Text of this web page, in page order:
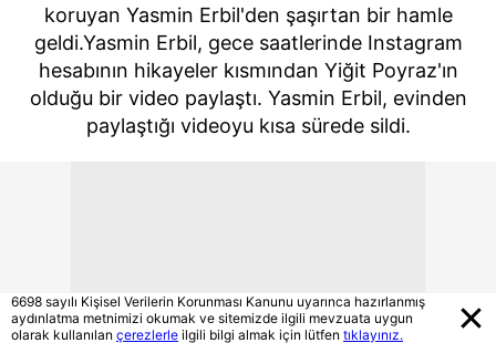
koruyan Yasmin Erbil'den şaşırtan bir hamle
geldi.Yasmin Erbil, gece saatlerinde Instagram
hesabının hikayeler kısmından Yiğit Poyraz'ın
olduğu bir video paylaştı. Yasmin Erbil, evinden
paylaştığı videoyu kısa sürede sildi.
6698 sayılı Kişisel Verilerin Korunması Kanunu uyarınca hazırlanmış
aydınlatma metnimizi okumak ve sitemizde ilgili mevzuata uygun
olarak kullanılan çerezlerle ilgili bilgi almak için lütfen tıklayınız.